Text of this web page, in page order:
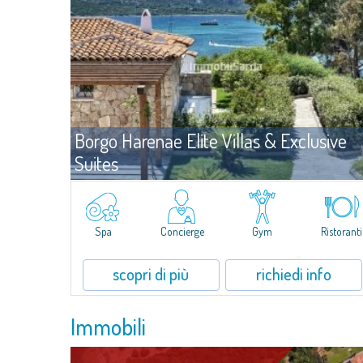
Borgo Harenae Elite Villas & Exclusive
Suites
Cannigione
Borgo Harenae Elite Villas & Exclusive Suites è un nuovo
complesso residenziale, unico nel suo genere, nel cuore della
Gallura – Costa Smeralda, splendidamente inserito in una zona di
distanza da Cannigione, di fronte all’Arcipelago de La Maddalena.
Spa Concierge Gym Ristoranti
scopri di più richiedi info
Immobili